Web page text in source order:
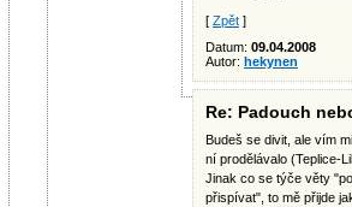
[ Zpět ]
Datum: 09.04.2008
Autor: hekynen
Re: Padouch
Budeš se divit, ale vím
ní prodělávalo (Teplice-
Jinak co se týče věty
přispívat", to mě přijde